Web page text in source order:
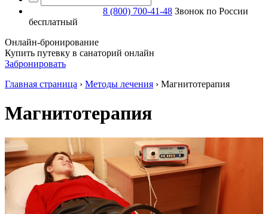
8 (800) 700-41-48 Звонок по России
бесплатный
Онлайн-бронирование
Купить путевку в санаторий онлайн
Забронировать
Главная страница › Методы лечения › Магнитотерапия
Магнитотерапия